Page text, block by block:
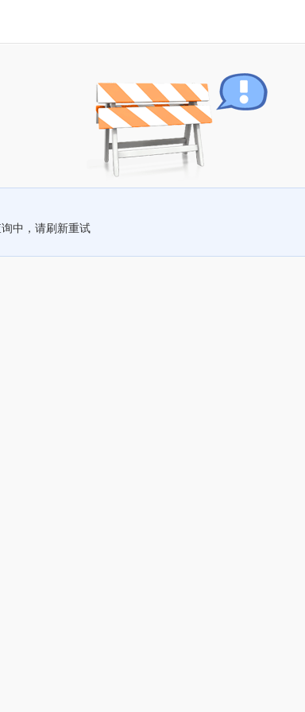
中，请刷新重试